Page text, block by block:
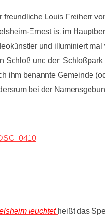
freundliche Louis Freiherr
Ernest ist im
und illuminiert mal
Schloß und den Schloßpark
ihm benannte Gemeinde
bei der
leuchtet heißt das